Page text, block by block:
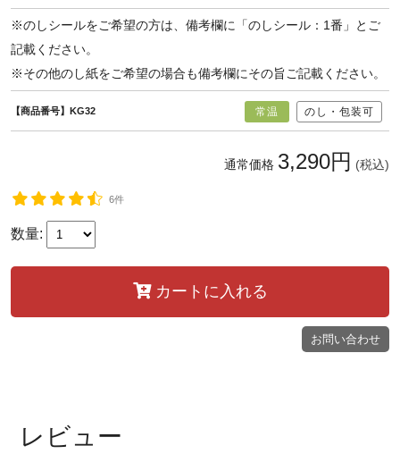
※のしシールをご希望の方は、備考欄に「のしシール：1番」とご
記載ください。
※その他のし紙をご希望の場合も備考欄にその旨ご記載ください。
【商品番号】KG32 常温 のし・包装可
通常価格 3,290円 (税込)
6件
数量:
カートに入れる
お問い合わせ
レビュー